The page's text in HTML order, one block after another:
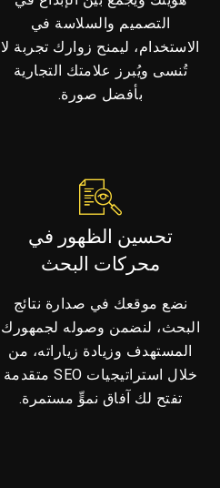
التصميم والسلاسة في
الاستخدام، ليمنح زوارك تجربة لا
تُنسى ويُبرز علامتك التجارية
بأفضل صورة.
تحسين الظهور في
محركات البحث
نضع موقعك في صدارة نتائج
البحث، لنضمن وصوله لجمهورك
المستهدف وزيادة زياراته، من
خلال استراتيجيات SEO متقدمة
تفتح لك آفاق نموٍّ مستمرة.